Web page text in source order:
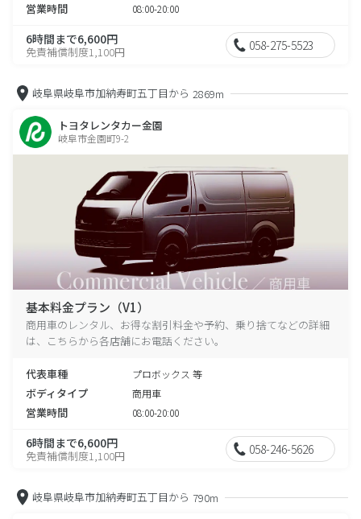
営業時間 08:00-20:00
6時間まで6,600円
免責補償制度1,100円 058-275-5523
岐阜県岐阜市加納寿町五丁目から 2869m
トヨタレンタカー金園
岐阜市金園町9-2
基本料金プラン（V1）
商用車のレンタル、お得な割引料金や予約、乗り捨てなどの詳細
は、こちらから各店舗にお電話ください。
代表車種 プロボックス 等
ボディタイプ 商用車
営業時間 08:00-20:00
6時間まで6,600円
免責補償制度1,100円 058-246-5626
岐阜県岐阜市加納寿町五丁目から 790m